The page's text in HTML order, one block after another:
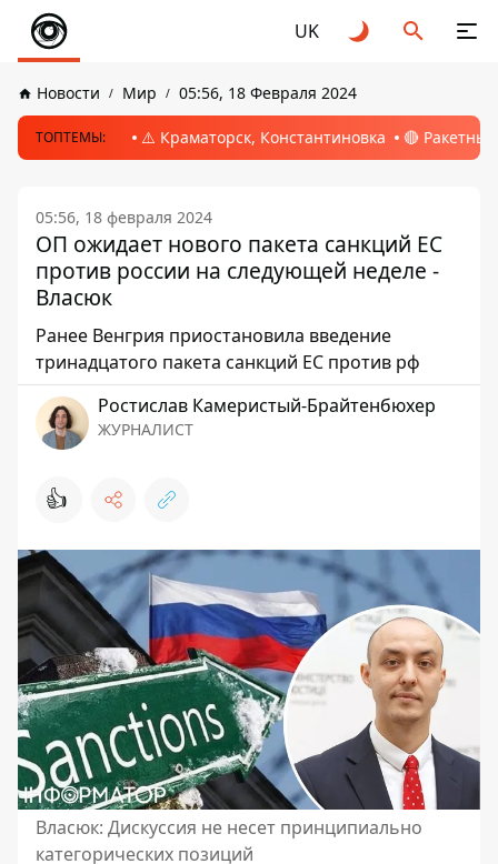
UK
Новости Мир 05:56, 18 Февраля 2024
ТОПТЕМЫ: ⚠️ Краматорск, Константиновка 🔴
05:56, 18 февраля 2024
ОП ожидает нового пакета санкций ЕС
против россии на следующей неделе -
Власюк
Ранее Венгрия приостановила введение
тринадцатого пакета санкций ЕС против рф
Ростислав Камеристый-Брайтенбюхер
ЖУРНАЛИСТ
👍
Власюк: Дискуссия не несет принципиально
категорических позиций